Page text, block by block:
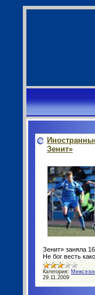
Зенит»
Зенит» заняла
Не бог весть
Категория:
29.11.2009